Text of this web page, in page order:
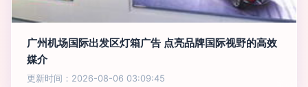
广州机场国际出发区灯箱广告 点亮品牌国际视野的高效
媒介
更新时间：2026-08-06 03:09:45